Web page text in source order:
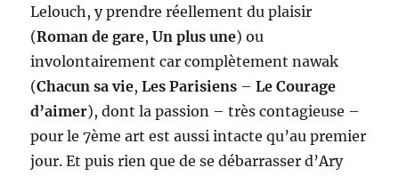
Lelouch, y prendre réellement du plaisir
(Roman de gare,Un plus une) ou
involontairement car complètement nawak
(Chacun sa vie,Les Parisiens – Le Courage
d’aimer), dont la passion – très contagieuse –
pour le 7ème art est aussi intacte qu’au premier
jour. Et puis rien que de se débarrasser d’Ary